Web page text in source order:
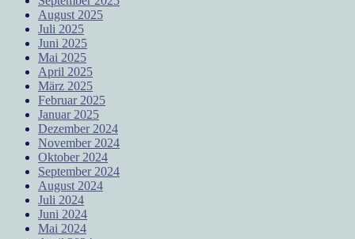
August 2025
Juli 2025
Juni 2025
Mai 2025
April 2025
März 2025
Februar 2025
Januar 2025
Dezember 2024
November 2024
Oktober 2024
September 2024
August 2024
Juli 2024
Juni 2024
Mai 2024